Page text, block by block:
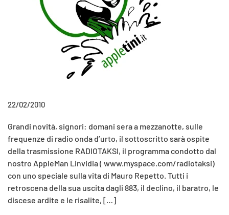
22/02/2010
Grandi novità, signori: domani sera a mezzanotte, sulle
frequenze di radio onda d’urto, il sottoscritto sarà ospite
della trasmissione RADIOTAKSI, il programma condotto dal
nostro AppleMan Linvidia ( www.myspace.com/radiotaksi)
con uno speciale sulla vita di Mauro Repetto. Tutti i
retroscena della sua uscita dagli 883, il declino, il baratro, le
discese ardite e le risalite, […]